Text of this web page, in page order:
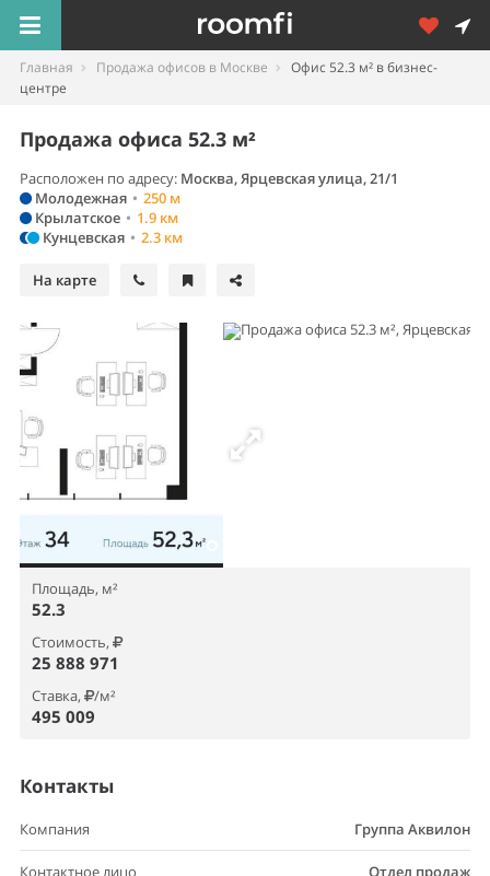
Главная Продажа офисов в Москве
Офис 52.3 м² в бизнес-
центре
Продажа офиса 52.3 м²
Расположен по адресу: Москва, Ярцевская улица, 21/1
Молодежная • 250 м
Крылатское • 1.9 км
Кунцевская • 2.3 км
На карте
Площадь, м²
52.3
Стоимость,
25 888 971
Ставка, /м²
495 009
Контакты
Компания
Контактное лицо
Предложение
Телефон
в нерабочее время, вы можете заказать обратный звонок.
Заказать обратный звонок